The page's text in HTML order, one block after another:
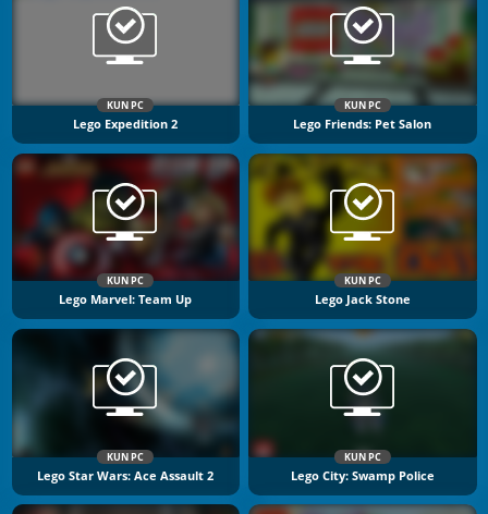
KUN PC
Lego Expedition 2
KUN PC
Lego Friends: Pet Salon
KUN PC
Lego Marvel: Team Up
KUN PC
Lego Jack Stone
KUN PC
Lego Star Wars: Ace Assault 2
KUN PC
Lego City: Swamp Police